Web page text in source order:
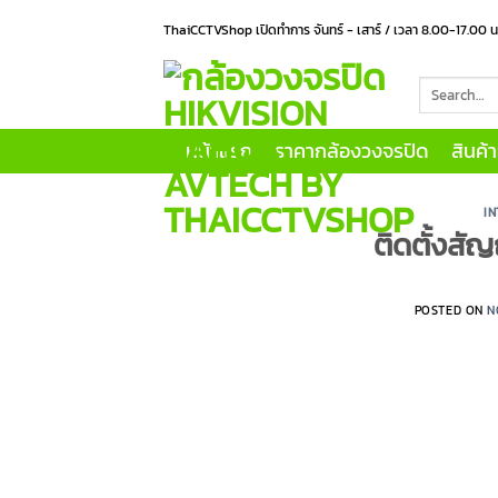
ThaiCCTVShop เปิดทำการ จันทร์ - เสาร์ / เวลา 8.00-
for:
หน้าแรก ราคากล้องวงจรปิด สินค้
ติดตั้งสัญ
POSTED ON